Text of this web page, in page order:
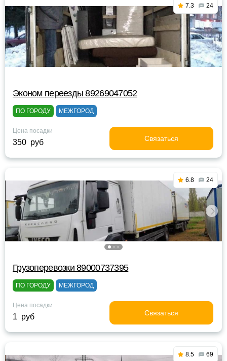
7.3 24
Эконом переезды 89269047052
ПО ГОРОДУ МЕЖГОРОД
Цена посадки
350 руб Связаться
6.8 24
Грузоперевозки 89000737395
ПО ГОРОДУ МЕЖГОРОД
Цена посадки
1 руб Связаться
8.5 69